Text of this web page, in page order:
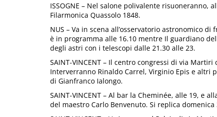
ISSOGNE – Nel salone polivalente risuoneranno,
Filarmonica Quassolo 1848.
NUS – Va in scena all’osservatorio astronomico di
è in programma alle 16.10 mentre Il guardiano
degli astri con i telescopi dalle 21.30 alle 23.
SAINT-VINCENT – Il centro congressi di via
Interverranno Rinaldo Carrel, Virginio Epis e
di Gianfranco Ialongo.
SAINT-VINCENT – Al bar la Cheminée, alle 19, e
del maestro Carlo Benvenuto. Si replica domenica